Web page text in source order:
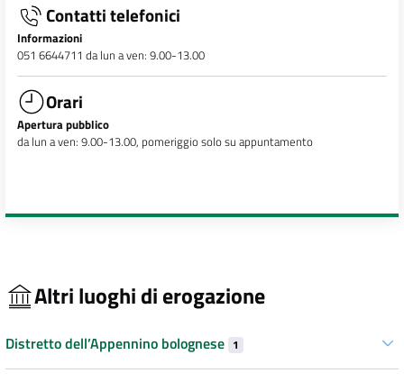
Contatti telefonici
Informazioni
051 6644711 da lun a ven: 9.00-13.00
Orari
Apertura pubblico
da lun a ven: 9.00-13.00, pomeriggio solo su appuntamento
Altri luoghi di erogazione
Distretto dell’Appennino bolognese 1